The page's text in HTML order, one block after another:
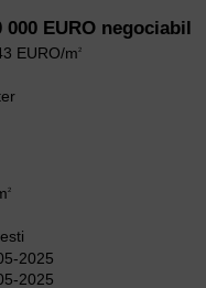
000 EURO negociabil
EURO/m2
2
2025
2025